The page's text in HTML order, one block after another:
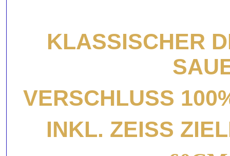
KLASSISCHER
VERSCHLUSS
INKL. ZEISS